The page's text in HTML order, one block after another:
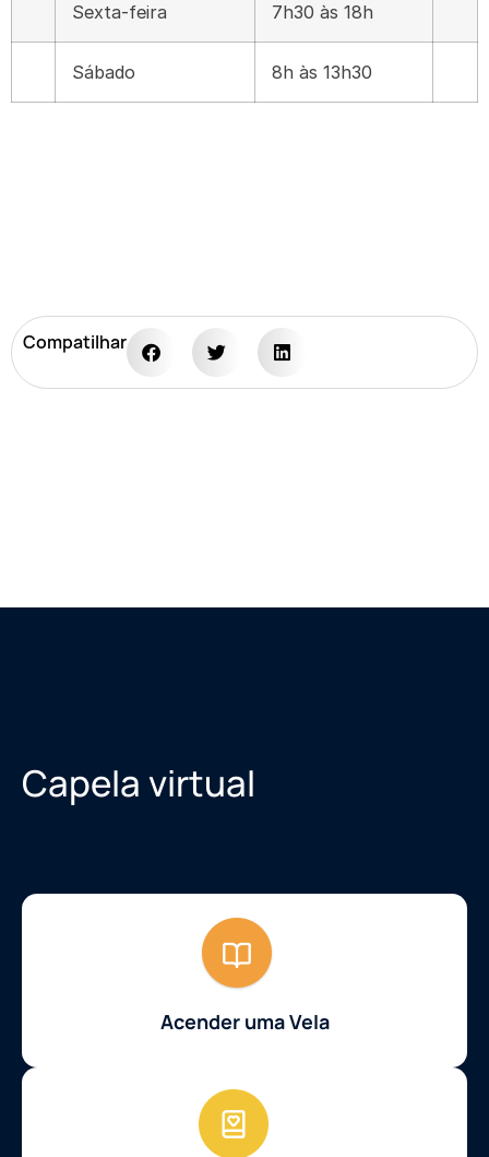
Sexta-feira 7h30 às 18h
Sábado 8h às 13h30
Compatilhar
Capela virtual
Acender uma Vela